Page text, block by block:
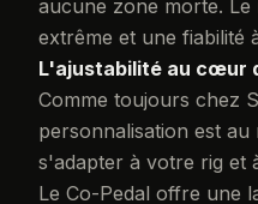
aucune zone morte.
extrême et une fiabilité
L'ajustabilité au cœur
Comme toujours chez
personnalisation est
s'adapter à votre rig et
Le Co-Pedal offre une